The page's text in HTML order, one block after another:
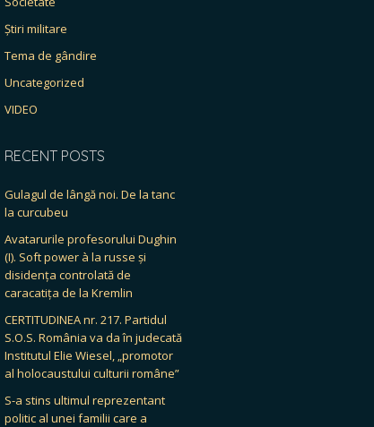
Știri militare
Tema de gândire
Uncategorized
VIDEO
RECENT POSTS
Gulagul de lângă noi. De la tanc
la curcubeu
Avatarurile profesorului Dughin
(I). Soft power à la russe și
disidența controlată de
caracatița de la Kremlin
CERTITUDINEA nr. 217. Partidul
S.O.S. România va da în judecată
Institutul Elie Wiesel, „promotor
al holocaustului culturii române”
S-a stins ultimul reprezentant
politic al unei familii care a